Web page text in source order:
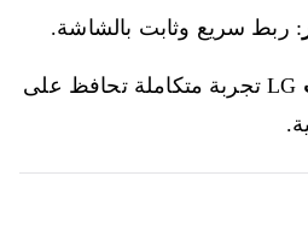
: ربط سريع وثابت بالشاشة.
LG تجربة متكاملة تحافظ على